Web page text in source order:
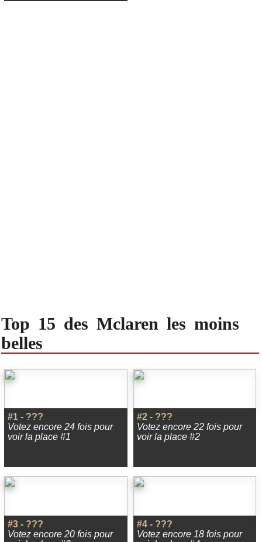
Top 15 des Mclaren les moins
belles
#1 - ???
Votez encore 24 fois pour
voir la place #1
#2 - ???
Votez encore 22 fois pour
voir la place #2
#3 - ???
Votez encore 20 fois pour
#4 - ???
Votez encore 18 fois pour